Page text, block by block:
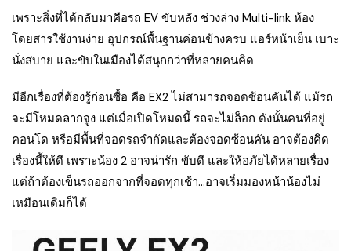
เพราะสิ่งที่ได้กลับมาคือรถ EV ขับหลัง ช่วงล่าง Multi-link ห้อง
โดยสารใช้งานง่าย อุปกรณ์พื้นฐานค่อนข้างครบ แอร์หน้าเย็น เบาะ
นั่งสบาย และขับในเมืองได้สนุกกว่าที่หลายคนคิด
มีอีกเรื่องที่ต้องรู้ก่อนซื้อ คือ EX2 ไม่สามารถจอดซ้อนคันได้ แม้รถ
จะมีโหมดลากจูง แต่เมื่อเปิดโหมดนี้ รถจะไม่ล็อก ดังนั้นคนที่อยู่
คอนโด หรือมีพื้นที่จอดรถจำกัดและต้องจอดซ้อนคัน อาจต้องคิด
เรื่องนี้ให้ดี เพราะน้อง 2 อาจน่ารัก ขับดี และให้อภัยได้หลายเรื่อง
แต่ถ้าต้องเข็นรถออกจากที่จอดทุกเช้า…อาจเริ่มมองหน้าน้องไม่
เหมือนเดิมก็ได้